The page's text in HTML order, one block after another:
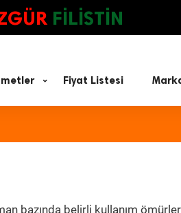
FİLİSTİN
Fiyat Listesi
bazında belirli kullanım